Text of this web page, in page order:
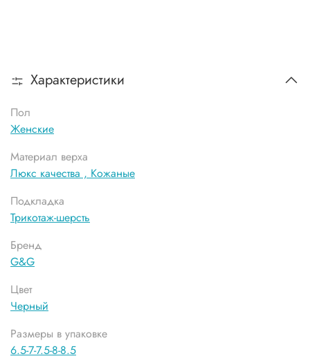
Характеристики
Пол
Женские
Материал верха
Люкс качества , Кожаные
Подкладка
Трикотаж-шерсть
Бренд
G&G
Цвет
Черный
Размеры в упаковке
6.5-7-7.5-8-8.5